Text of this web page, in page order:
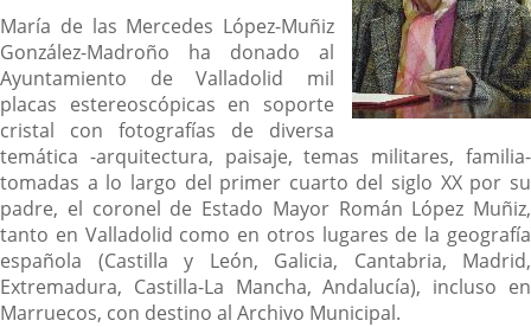
María de las Mercedes López-Muñiz
González-Madroño ha donado al
Ayuntamiento de Valladolid mil
placas estereoscópicas en soporte
cristal con fotografías de diversa
temática -arquitectura, paisaje, temas militares, familia-
tomadas a lo largo del primer cuarto del siglo XX por su
padre, el coronel de Estado Mayor Román López Muñiz,
tanto en Valladolid como en otros lugares de la geografía
española (Castilla y León, Galicia, Cantabria, Madrid,
Extremadura, Castilla-La Mancha, Andalucía), incluso en
Marruecos, con destino al Archivo Municipal.